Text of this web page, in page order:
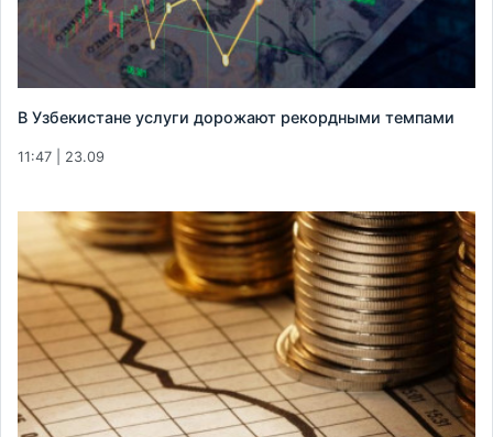
В Узбекистане услуги дорожают рекордными темпами
11:47 | 23.09